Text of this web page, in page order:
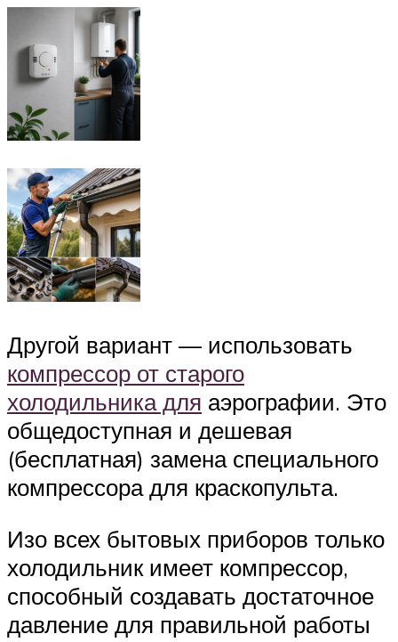
Другой вариант — использовать
компрессор от старого
холодильника для аэрографии. Это
общедоступная и дешевая
(бесплатная) замена специального
компрессора для краскопульта.
Изо всех бытовых приборов только
холодильник имеет компрессор,
способный создавать достаточное
давление для правильной работы